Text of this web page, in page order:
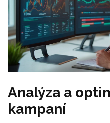
Analýza a
kampaní